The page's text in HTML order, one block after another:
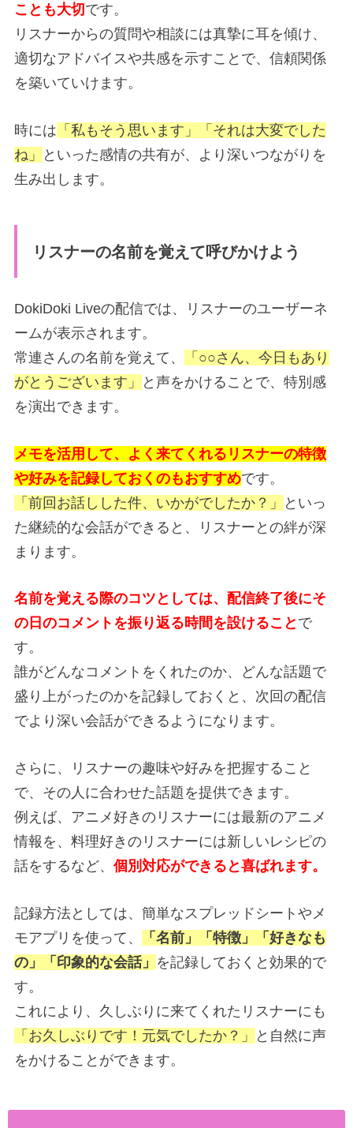
ことも大切です。
リスナーからの質問や相談には真摯に耳を傾け、
適切なアドバイスや共感を示すことで、信頼関係
を築いていけます。
時には 「私もそう思います」「それは大変でした
ね」
といった感情の共有が、より深いつながりを
生み出します。
リスナーの名前を覚えて呼びかけよう
DokiDoki Liveの配信では、リスナーのユーザーネ
ームが表示されます。
常連さんの名前を覚えて、
「○○さん、今日もあり
がとうございます」
と声をかけることで、特別感
を演出できます。
メモを活用して、よく来てくれるリスナーの特徴
や好みを記録しておくのもおすすめです。
「前回お話しした件、いかがでしたか？」
といっ
た継続的な会話ができると、リスナーとの絆が深
まります。
名前を覚える際のコツとしては、配信終了後にそ
の日のコメントを振り返る時間を設けること で
す。
誰がどんなコメントをくれたのか、どんな話題で
盛り上がったのかを記録しておくと、次回の配信
でより深い会話ができるようになります。
さらに、リスナーの趣味や好みを把握すること
で、その人に合わせた話題を提供できます。
例えば、アニメ好きのリスナーには最新のアニメ
情報を、料理好きのリスナーには新しいレシピの
話をするなど、 個別対応ができると喜ばれます。
記録方法としては、簡単なスプレッドシートやメ
モアプリを使って、
「名前」「特徴」「好きなも
の」「印象的な会話」 を記録しておくと効果的で
す。
これにより、久しぶりに来てくれたリスナーにも
「お久しぶりです！元気でしたか？」
と自然に声
をかけることができます。